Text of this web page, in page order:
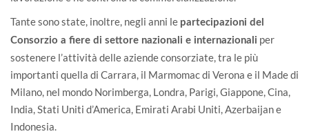
Tante sono state, inoltre, negli anni le partecipazioni del
Consorzio a fiere di settore nazionali e internazionali per
sostenere l’attività delle aziende consorziate, tra le più
importanti quella di Carrara, il Marmomac di Verona e il Made di
Milano, nel mondo Norimberga, Londra, Parigi, Giappone, Cina,
India, Stati Uniti d’America, Emirati Arabi Uniti, Azerbaijan e
Indonesia.